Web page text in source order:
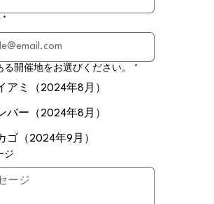
*
る開催地をお選びください。 *
アミ（2024年8月）
バー（2024年8月）
ゴ（2024年9月）
ジ